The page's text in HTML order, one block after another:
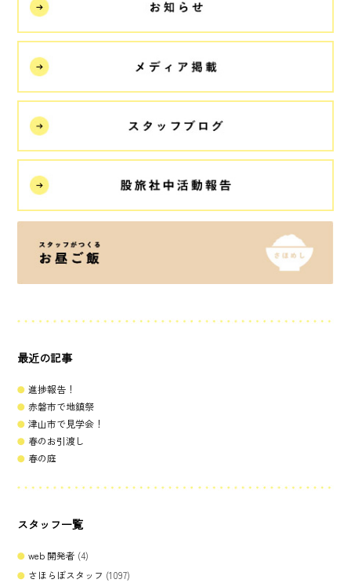
最近の記事
進捗報告！
赤磐市で地鎮祭
津山市で見学会！
春のお引渡し
春の庭
スタッフ一覧
web 開発者 (4)
さほらぼスタッフ (1097)